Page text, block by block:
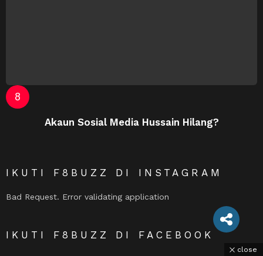
Akaun Sosial Media Hussain Hilang?
IKUTI F8BUZZ DI INSTAGRAM
Bad Request. Error validating application
IKUTI F8BUZZ DI FACEBOOK
close